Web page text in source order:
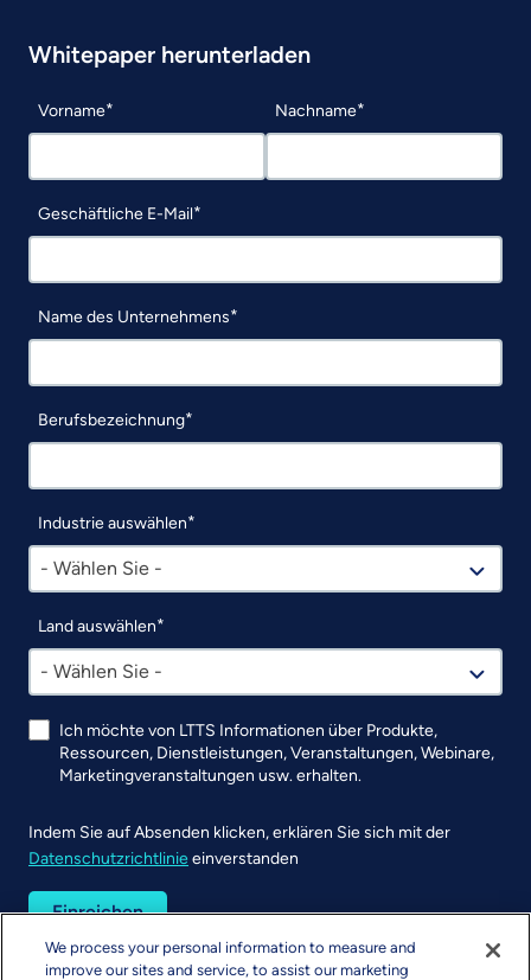
Whitepaper herunterladen
Vorname Nachname
Geschäftliche E-Mail
Name des Unternehmens
Berufsbezeichnung
Industrie auswählen
- Wählen Sie -
Land auswählen
- Wählen Sie -
Ich möchte von LTTS Informationen über Produkte,
Ressourcen, Dienstleistungen, Veranstaltungen, Webinare,
Marketingveranstaltungen usw. erhalten.
Indem Sie auf Absenden klicken, erklären Sie sich mit der
Datenschutzrichtlinie einverstanden
UTM
We process your personal information to measure and
improve our sites and service, to assist our marketing